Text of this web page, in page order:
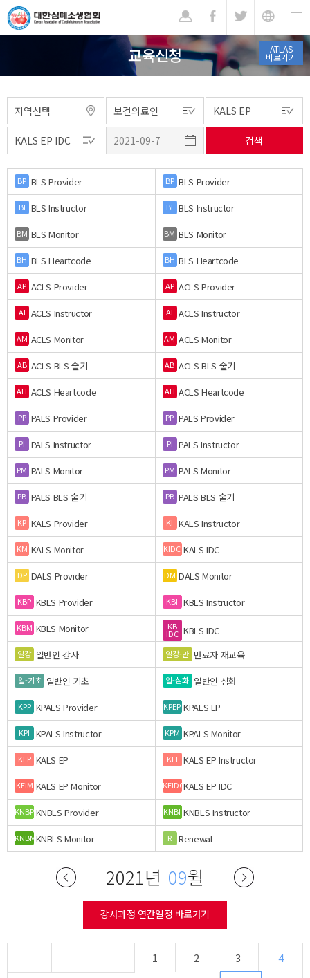
ATLAS
바로가기
교육신청
BP BLS Provider BP BLS Provider
BI BLS Instructor BI BLS Instructor
BM BLS Monitor BM BLS Monitor
BH BLS Heartcode BH BLS Heartcode
AP ACLS Provider AP ACLS Provider
AI ACLS Instructor AI ACLS Instructor
AM ACLS Monitor AM ACLS Monitor
AB ACLS BLS 술기 AB ACLS BLS 술기
AH ACLS Heartcode AH ACLS Heartcode
PP PALS Provider PP PALS Provider
PI PALS Instructor PI PALS Instructor
PM PALS Monitor PM PALS Monitor
PB PALS BLS 술기 PB PALS BLS 술기
KP KALS Provider KI KALS Instructor
KM KALS Monitor KIDC KALS IDC
DP DALS Provider DM DALS Monitor
KBP KBLS Provider KBI KBLS Instructor
KBM KBLS Monitor KB
IDC KBLS IDC
일강 일반인 강사 일강-만 만료자 재교육
일-기초 일반인 기초 일-심화 일반인 심화
KPP KPALS Provider KPEP KPALS EP
KPI KPALS Instructor KPM KPALS Monitor
KEP KALS EP KEI KALS EP Instructor
KEIM KALS EP Monitor KEIDCKALS EP IDC
KNBPKNBLS Provider KNBI KNBLS Instructor
KNBMKNBLS Monitor R Renewal
2021년 09월
강사과정 연간일정 바로가기
1 2 3
4